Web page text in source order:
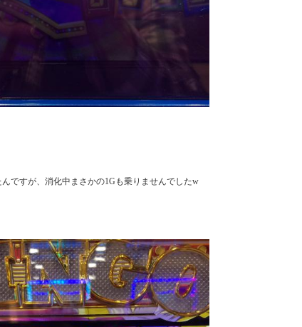
ですが、消化中まさかの1Gも乗りませんでしたw